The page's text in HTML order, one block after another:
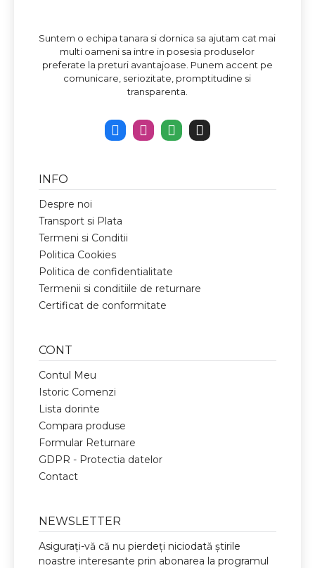
Suntem o echipa tanara si dornica sa ajutam cat mai
multi oameni sa intre in posesia produselor
preferate la preturi avantajoase. Punem accent pe
comunicare, seriozitate, promptitudine si
transparenta.
INFO
Despre noi
Transport si Plata
Termeni si Conditii
Politica Cookies
Politica de confidentialitate
Termenii si conditiile de returnare
Certificat de conformitate
CONT
Contul Meu
Istoric Comenzi
Lista dorinte
Compara produse
Formular Returnare
GDPR - Protectia datelor
Contact
NEWSLETTER
Asigurați-vă că nu pierdeți niciodată știrile
noastre interesante prin abonarea la programul